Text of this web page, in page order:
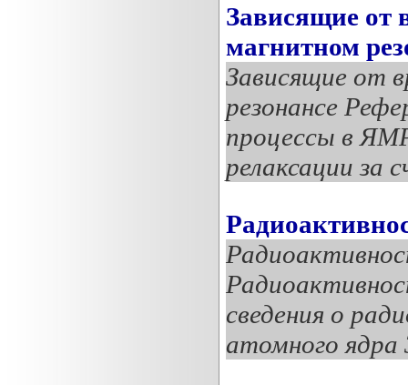
Зависящие от
магнитном
Зависящие от
резонансе
процессы в
релаксации за
сведения о
атомного